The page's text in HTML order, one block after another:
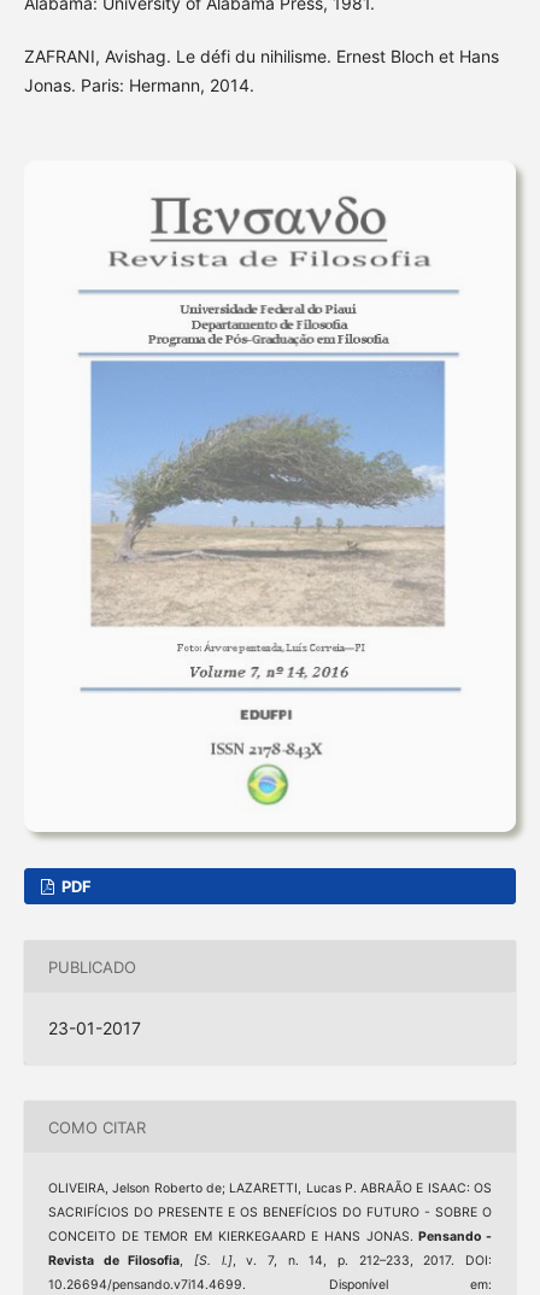
ZAFRANI, Avishag. Le défi du nihilisme. Ernest Bloch et Hans
Jonas. Paris: Hermann, 2014.
PDF
PUBLICADO
23-01-2017
COMO CITAR
OLIVEIRA, Jelson Roberto de; LAZARETTI, Lucas P. ABRAÃO E ISAAC: OS
SACRIFÍCIOS DO PRESENTE E OS BENEFÍCIOS DO FUTURO - SOBRE O
CONCEITO DE TEMOR EM KIERKEGAARD E HANS JONAS.Pensando -
Revista de Filosofia, [S. l.], v. 7, n. 14, p. 212–233, 2017. DOI:
10.26694/pensando.v7i14.4699. Disponível em: